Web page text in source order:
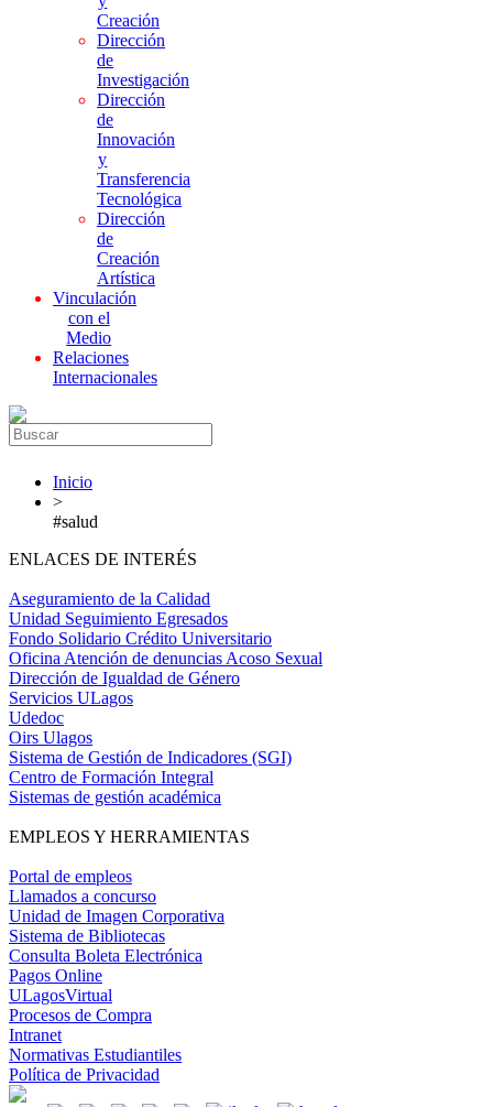
Creación
Dirección
de
Investigación
Dirección
de
Innovación
y
Transferencia
Tecnológica
Dirección
de
Creación
Artística
Vinculación
con el
Medio
Relaciones
Internacionales
Inicio
>
#salud
ENLACES DE INTERÉS
Aseguramiento de la Calidad
Unidad Seguimiento Egresados
Fondo Solidario Crédito Universitario
Oficina Atención de denuncias Acoso Sexual
Dirección de Igualdad de Género
Servicios ULagos
Udedoc
Oirs Ulagos
Sistema de Gestión de Indicadores (SGI)
Centro de Formación Integral
Sistemas de gestión académica
EMPLEOS Y HERRAMIENTAS
Portal de empleos
Llamados a concurso
Unidad de Imagen Corporativa
Sistema de Bibliotecas
Consulta Boleta Electrónica
Pagos Online
ULagosVirtual
Procesos de Compra
Intranet
Normativas Estudiantiles
Política de Privacidad